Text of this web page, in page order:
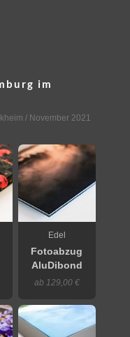
im
/ November 2021
Edel
Fotoabzug
AluDibond
ab 129,00 €